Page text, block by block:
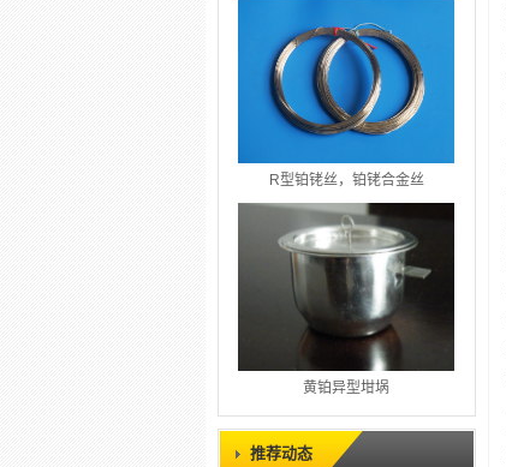
R型铂铑丝，铂铑合金丝
黄铂异型坩埚
推荐动态